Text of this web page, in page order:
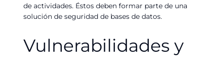
de actividades. Éstos deben formar parte de una
solución de seguridad de bases de datos.
Vulnerabilidades y